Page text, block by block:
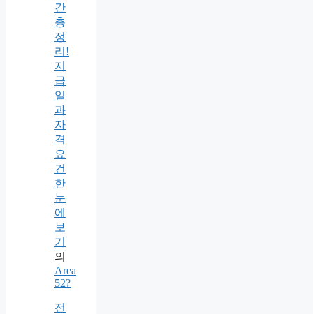
간
총
정
리!
지
급
일
과
자
격
요
건
한
눈
에
보
기
의
Area
52?
전